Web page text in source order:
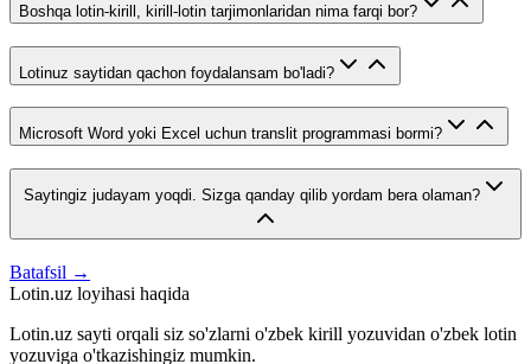
Boshqa lotin-kirill, kirill-lotin tarjimonlaridan nima farqi bor?
Lotinuz saytidan qachon foydalansam bo'ladi?
Microsoft Word yoki Excel uchun translit programmasi bormi?
Saytingiz judayam yoqdi. Sizga qanday qilib yordam bera olaman?
Batafsil →
Lotin.uz loyihasi haqida
Lotin.uz sayti orqali siz so'zlarni o'zbek kirill yozuvidan o'zbek lotin
yozuviga o'tkazishingiz mumkin.